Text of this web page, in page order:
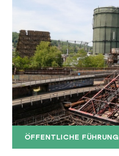
ÖFFENTLICHE FÜHRUNG
Der
Copyright: